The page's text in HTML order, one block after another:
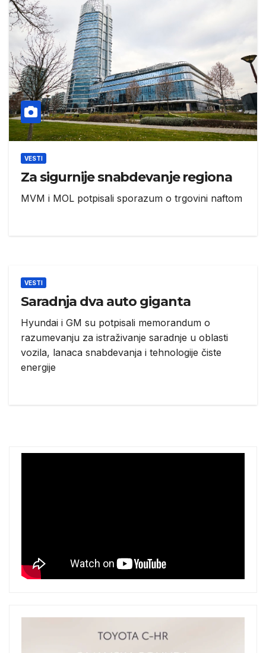
VESTI
Za sigurnije snabdevanje regiona
MVM i MOL potpisali sporazum o trgovini naftom
VESTI
Saradnja dva auto giganta
Hyundai i GM su potpisali memorandum o
razumevanju za istraživanje saradnje u oblasti
vozila, lanaca snabdevanja i tehnologije čiste
energije